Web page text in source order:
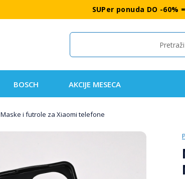
SUPer ponuda DO -60%
Search
BOSCH AKCIJE MESECA
Maske i futrole za Xiaomi telefone